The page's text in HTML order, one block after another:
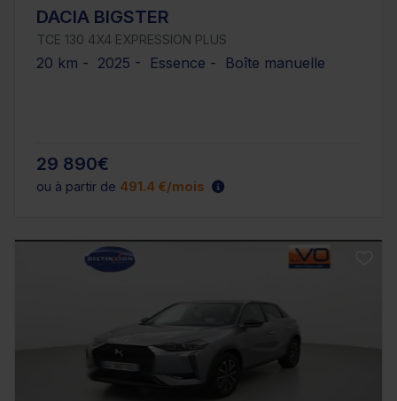
DACIA BIGSTER
TCE 130 4X4 EXPRESSION PLUS
20 km - 2025 - Essence - Boîte manuelle
29 890€
ou à partir de 491.4 €/mois